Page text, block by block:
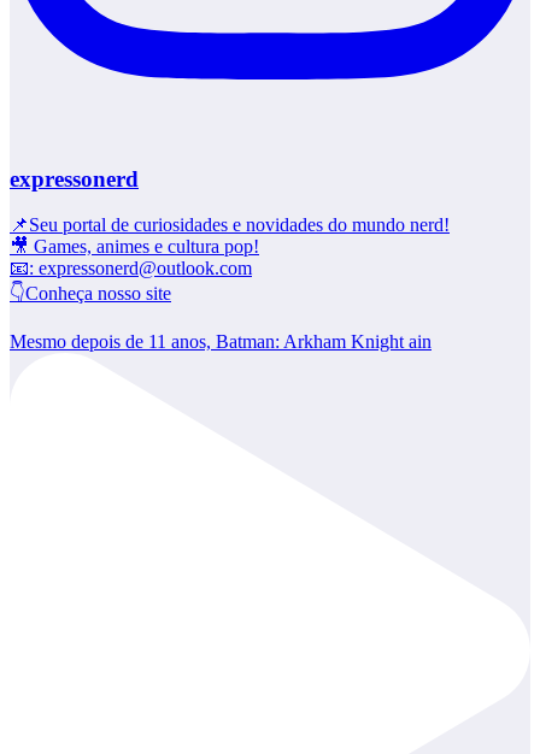
expressonerd
📌Seu portal de curiosidades e novidades do mundo nerd!
🎥 Games, animes e cultura pop!
📧: expressonerd@outlook.com
👇Conheça nosso site
Mesmo depois de 11 anos, Batman: Arkham Knight ain